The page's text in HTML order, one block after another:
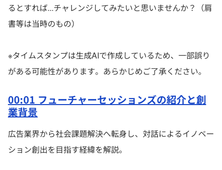
るとすれば...チャレンジしてみたいと思いませんか？（肩
書等は当時のもの）
※タイムスタンプは生成AIで作成しているため、一部誤り
がある可能性があります。あらかじめご了承ください。
00:01 フューチャーセッションズの紹介と創
業背景
広告業界から社会課題解決へ転身し、対話によるイノベー
ション創出を目指す経緯を解説。